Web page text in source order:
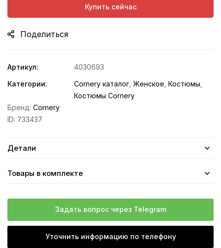
Купить сейчас
Поделиться
Артикул:
4030693
Категории:
Cornery каталог Женское Костюмы
Костюмы Cornery
Бренд: Cornery
ID: 733437
Детали
Товары в комплекте
Задать вопрос через Telegram
Уточнить информацию по телефону